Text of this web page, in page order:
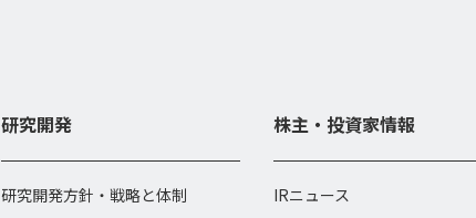
研究開発
研究開発方針・戦略と体制
株主・投資家情報
IRニュース